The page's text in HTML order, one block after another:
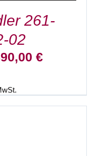
261-
02
€
€Aktueller